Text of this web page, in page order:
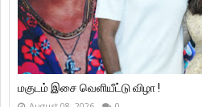
மகுடம் இசை வெளியீட்டு விழா !